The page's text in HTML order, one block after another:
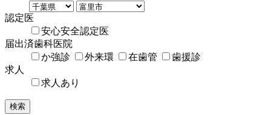
認定医
安心安全認定医
届出済歯科医院
か強診
外来環 在歯管
歯援診
求人
求人あり
検索